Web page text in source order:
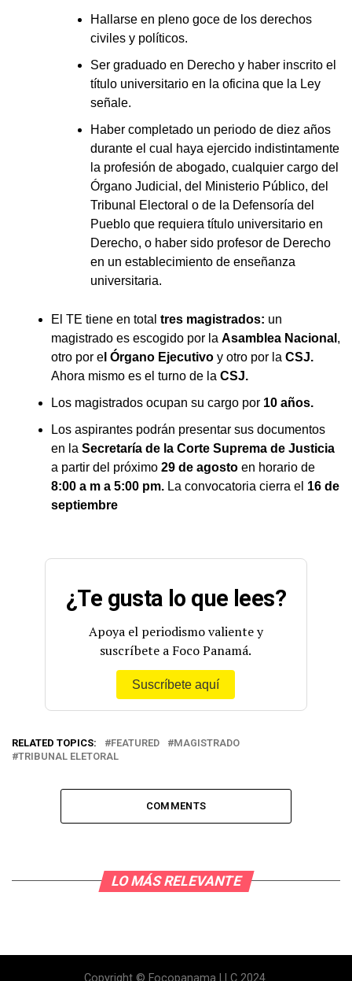
Hallarse en pleno goce de los derechos
civiles y políticos.
Ser graduado en Derecho y haber inscrito el
título universitario en la oficina que la Ley
señale.
Haber completado un periodo de diez años
durante el cual haya ejercido indistintamente
la profesión de abogado, cualquier cargo del
Órgano Judicial, del Ministerio Público, del
Tribunal Electoral o de la Defensoría del
Pueblo que requiera título universitario en
Derecho, o haber sido profesor de Derecho
en un establecimiento de enseñanza
universitaria.
El TE tiene en total tres magistrados: un
magistrado es escogido por la Asamblea Nacional ,
otro por e l Órgano Ejecutivo y otro por la CSJ.
Ahora mismo es el turno de la CSJ.
Los magistrados ocupan su cargo por 10 años.
Los aspirantes podrán presentar sus documentos
en la Secretaría de la Corte Suprema de Justicia
a partir del próximo 29 de agosto en horario de
8:00 a m a 5:00 pm. La convocatoria cierra el 16 de
septiembre
¿Te gusta lo que lees?
Apoya el periodismo valiente y
suscríbete a Foco Panamá.
Suscríbete aquí
RELATED TOPICS: FEATURED
MAGISTRADO
TRIBUNAL ELETORAL
COMMENTS
LO MÁS RELEVANTE
Copyright © Focopanama LLC 2024.